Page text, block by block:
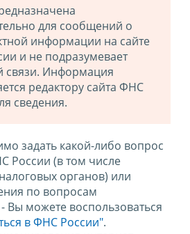
для сообщений о
информации на сайте
и не подразумевает
связи. Информация
редактору сайта ФНС
сведения.
задать какой-либо вопрос
России (в том числе
органов) или
по вопросам
Вы можете воспользоваться
в ФНС России".